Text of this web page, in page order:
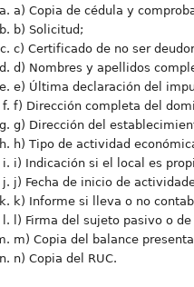
a) Copia de cédula y
b) Solicitud;
c) Certificado de no ser
d) Nombres y apellidos
e) Última declaración del
f) Dirección completa del
g) Dirección del
h) Tipo de actividad
i) Indicación si el local es
j) Fecha de inicio de
k) Informe si lleva o no
l) Firma del sujeto pasivo o
m) Copia del balance
n) Copia del RUC.